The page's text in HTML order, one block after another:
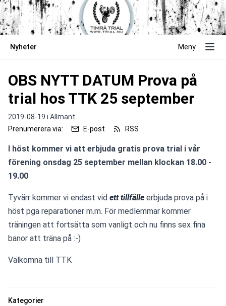
Nyheter Meny
Kategorier
OBS NYTT DATUM Prova på
trial hos TTK 25 september
2019-08-19 i Allmänt
Prenumerera via:
E-post RSS
I höst kommer vi att erbjuda gratis prova trial i vår
förening onsdag 25 september mellan klockan 18.00 -
19.00
Tyvärr kommer vi endast vid ett tillfälle erbjuda prova på i
höst pga reparationer m.m. För medlemmar kommer
träningen att fortsätta som vanligt och nu finns sex fina
banor att träna på :-)
Välkomna till TTK